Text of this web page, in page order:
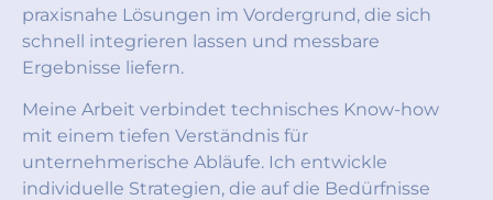
praxisnahe Lösungen im Vordergrund, die sich
schnell integrieren lassen und messbare
Ergebnisse liefern.
Meine Arbeit verbindet technisches Know-how
mit einem tiefen Verständnis für
unternehmerische Abläufe. Ich entwickle
individuelle Strategien, die auf die Bedürfnisse